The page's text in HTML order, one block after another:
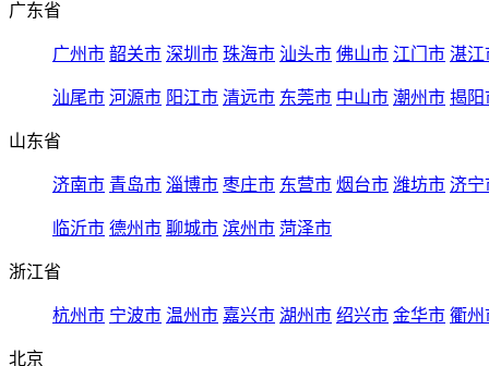
广东省
广州市 韶关市 深圳市 珠海市 汕头市 佛山市 江门市 湛江
汕尾市 河源市 阳江市 清远市 东莞市 中山市 潮州市 揭阳
山东省
济南市 青岛市 淄博市 枣庄市 东营市 烟台市 潍坊市 济宁
临沂市 德州市 聊城市 滨州市 菏泽市
浙江省
杭州市 宁波市 温州市 嘉兴市 湖州市 绍兴市 金华市 衢州
北京